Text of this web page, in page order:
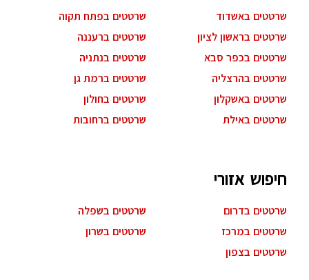
שרטטים באשדוד
שרטטים בפתח תקוה
שרטטים בראשון לציון
שרטטים ברעננה
שרטטים בכפר סבא
שרטטים בנתניה
שרטטים בהרצליה
שרטטים ברמת גן
שרטטים באשקלון
שרטטים בחולון
שרטטים באילת
שרטטים ברחובות
חיפוש אזורי
שרטטים בדרום
שרטטים בשפלה
שרטטים במרכז
שרטטים בשרון
שרטטים בצפון